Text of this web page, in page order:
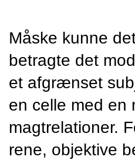
Måske kunne
betragte det
et afgrænset
en celle med en
magtrelationer.
rene,